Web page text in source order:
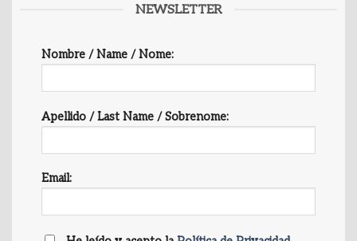
NEWSLETTER
Nombre / Name / Nome:
Apellido / Last Name / Sobrenome:
Email: